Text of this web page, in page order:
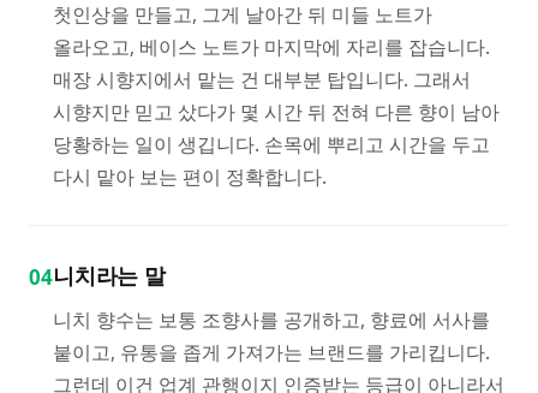
첫인상을 만들고, 그게 날아간 뒤 미들 노트가
올라오고, 베이스 노트가 마지막에 자리를 잡습니다.
매장 시향지에서 맡는 건 대부분 탑입니다. 그래서
시향지만 믿고 샀다가 몇 시간 뒤 전혀 다른 향이 남아
당황하는 일이 생깁니다. 손목에 뿌리고 시간을 두고
다시 맡아 보는 편이 정확합니다.
04니치라는 말
니치 향수는 보통 조향사를 공개하고, 향료에 서사를
붙이고, 유통을 좁게 가져가는 브랜드를 가리킵니다.
그런데 이건 업계 관행이지 인증받는 등급이 아니라서